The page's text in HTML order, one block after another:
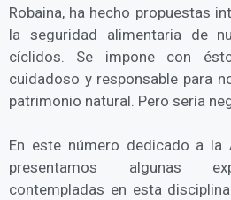
Robaina, ha hecho propuestas
la seguridad alimentaria de
cíclidos. Se impone con
cuidadoso y responsable para
patrimonio natural. Pero sería
En este número dedicado a la
presentamos algunas
contempladas en esta